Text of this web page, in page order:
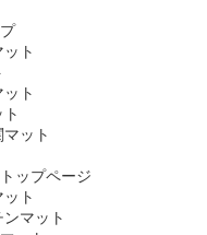
ト
ト
ット
ップページ
ト
マット